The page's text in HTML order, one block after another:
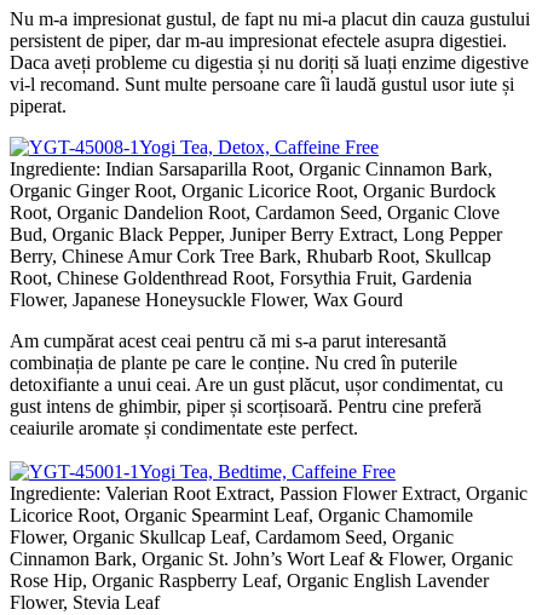
Nu m-a impresionat gustul, de fapt nu mi-a placut din cauza gustului
persistent de piper, dar m-au impresionat efectele asupra digestiei.
Daca aveți probleme cu digestia și nu doriți să luați enzime digestive
vi-l recomand. Sunt multe persoane care îi laudă gustul usor iute și
piperat.
Yogi Tea, Detox, Caffeine Free
Ingrediente: Indian Sarsaparilla Root, Organic Cinnamon Bark,
Organic Ginger Root, Organic Licorice Root, Organic Burdock
Root, Organic Dandelion Root, Cardamon Seed, Organic Clove
Bud, Organic Black Pepper, Juniper Berry Extract, Long Pepper
Berry, Chinese Amur Cork Tree Bark, Rhubarb Root, Skullcap
Root, Chinese Goldenthread Root, Forsythia Fruit, Gardenia
Flower, Japanese Honeysuckle Flower, Wax Gourd
Am cumpărat acest ceai pentru că mi s-a parut interesantă
combinația de plante pe care le conține. Nu cred în puterile
detoxifiante a unui ceai. Are un gust plăcut, ușor condimentat, cu
gust intens de ghimbir, piper și scorțisoară. Pentru cine preferă
ceaiurile aromate și condimentate este perfect.
Yogi Tea, Bedtime, Caffeine Free
Ingrediente: Valerian Root Extract, Passion Flower Extract, Organic
Licorice Root, Organic Spearmint Leaf, Organic Chamomile
Flower, Organic Skullcap Leaf, Cardamom Seed, Organic
Cinnamon Bark, Organic St. John’s Wort Leaf & Flower, Organic
Rose Hip, Organic Raspberry Leaf, Organic English Lavender
Flower, Stevia Leaf